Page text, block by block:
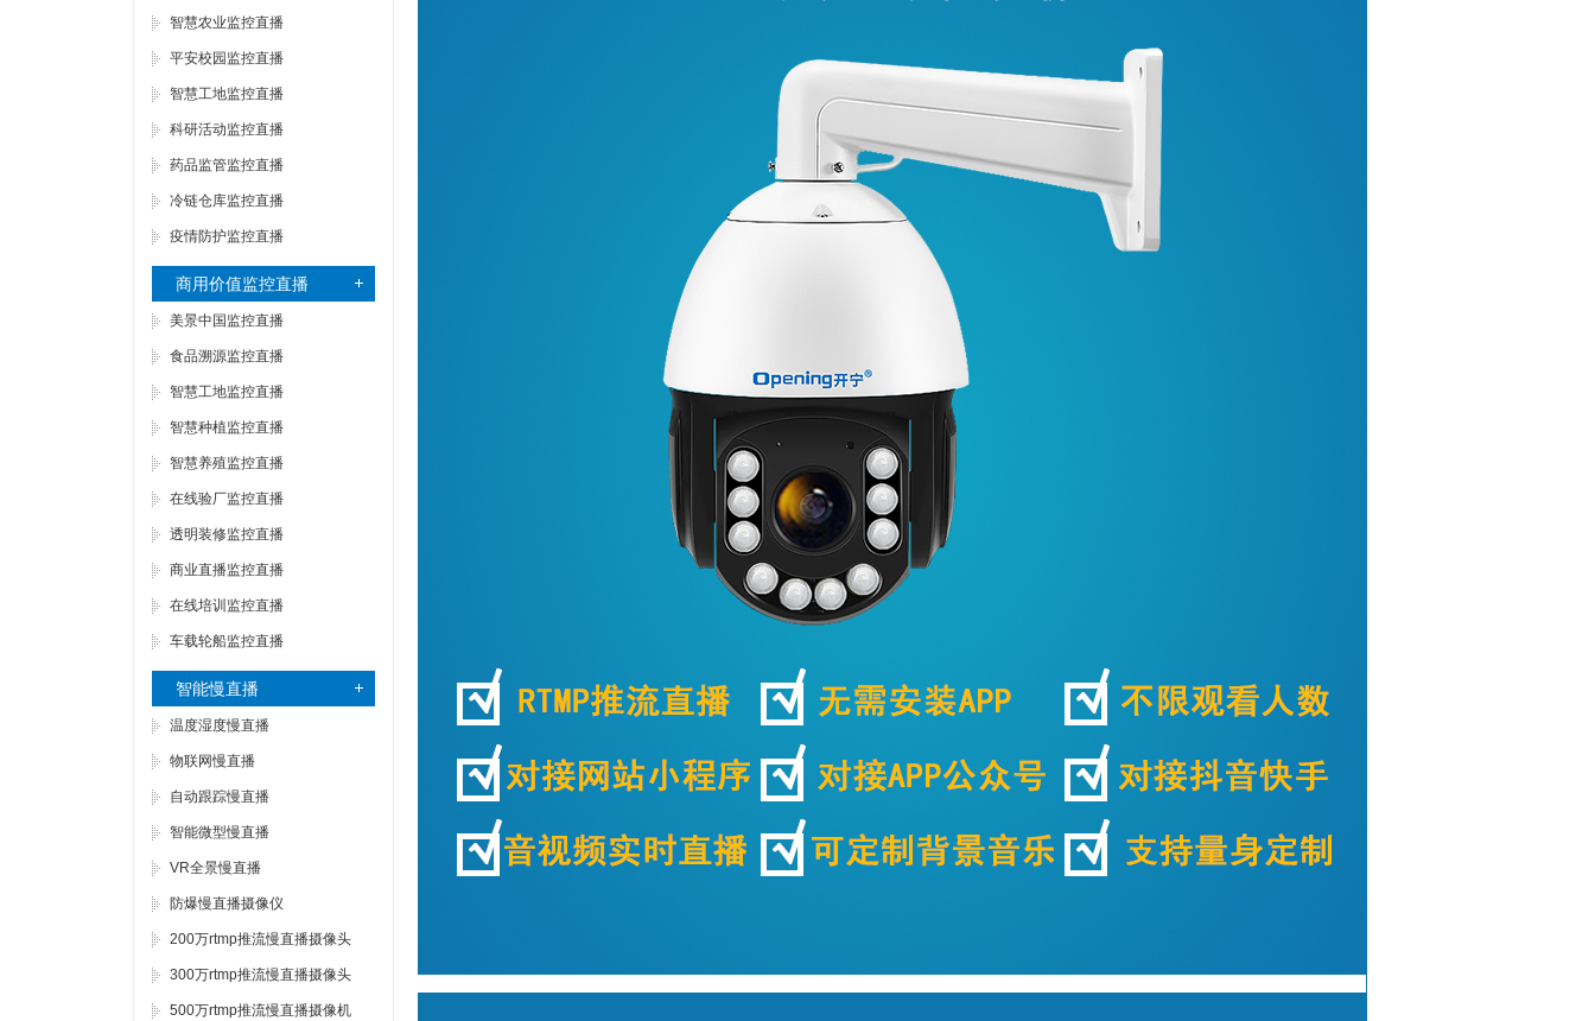
智慧农业监控直播
平安校园监控直播
智慧工地监控直播
科研活动监控直播
药品监管监控直播
冷链仓库监控直播
疫情防护监控直播
商用价值监控直播
美景中国监控直播
食品溯源监控直播
智慧工地监控直播
智慧种植监控直播
智慧养殖监控直播
在线验厂监控直播
透明装修监控直播
商业直播监控直播
在线培训监控直播
车载轮船监控直播
智能慢直播
温度湿度慢直播
物联网慢直播
自动跟踪慢直播
智能微型慢直播
VR全景慢直播
防爆慢直播摄像仪
200万rtmp推流慢直播摄像头
300万rtmp推流慢直播摄像头
500万rtmp推流慢直播摄像机